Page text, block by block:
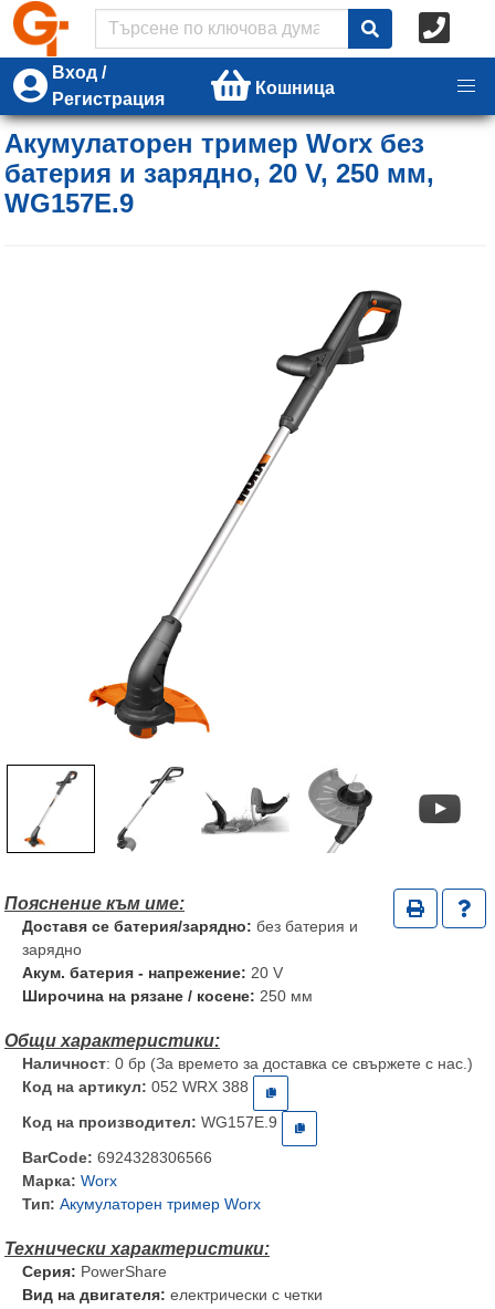
Вход /
Регистрация
Кошница
Акумулаторен тример Worx без
батерия и зарядно, 20 V, 250 мм,
WG157E.9
Доставя се батерия/зарядно: без батерия и
зарядно
Акум. батерия - напрежение: 20 V
Широчина на рязане / косене: 250 мм
Наличност: 0 бр (За времето за доставка се свържете с нас.)
Код на артикул: 052 WRX 388
Код на производител: WG157E.9
BarCode: 6924328306566
Марка: Worx
Тип: Акумулаторен тример Worx
Серия: PowerShare
Вид на двигателя: електрически с четки